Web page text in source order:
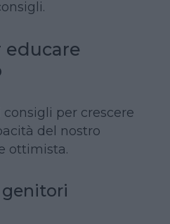
educare
per crescere
del nostro
ottimista.
genitori